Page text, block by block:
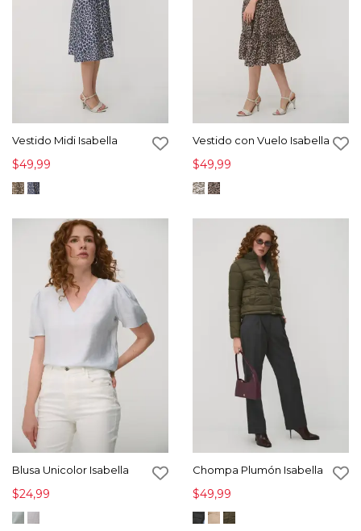
Vestido Midi Isabella
$49,99
Vestido con Vuelo Isabella
$49,99
Blusa Unicolor Isabella
$24,99
Chompa Plumón Isabella
$49,99